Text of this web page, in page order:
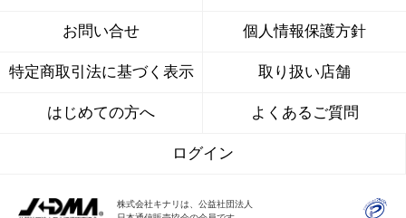
お問い合せ 個人情報保護方針
特定商取引法に基づく表示 取り扱い店舗
はじめての方へ よくあるご質問
ログイン
株式会社キナリは、公益社団法人